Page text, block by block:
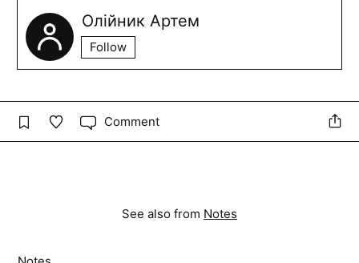
Олійник Артем
Follow
Comment
See also from Notes